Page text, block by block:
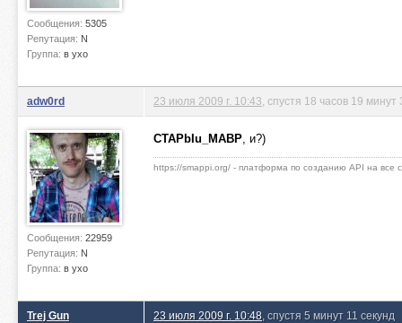
Сообщения: 5305
Репутация: N
Группа: в ухо
adw0rd
Сообщения: 22959
Репутация: N
Группа: в ухо
23 июля 2009 г. 10:43 , спустя 18 часов 19 минут
CTAPbIu_MABP, и?)
https://smappi.org/ - платформа по созданию API на все
Trej Gun 23 июля 2009 г. 10:48 , спустя 5 минут 11 секунд